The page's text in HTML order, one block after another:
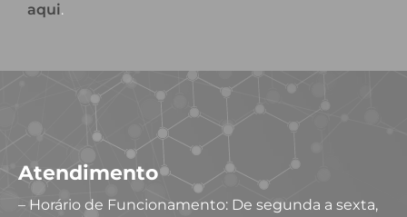
aqui.
Atendimento
– Horário de Funcionamento: De segunda a sexta,